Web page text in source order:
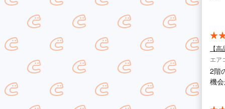
【
エア
2階
機